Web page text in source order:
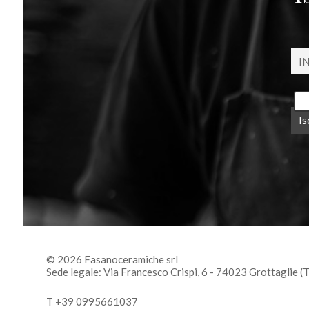
© 2026 Fasanoceramiche srl
Sede legale: Via Francesco Crispi, 6 - 74023 Grottaglie
T +39 0995661037